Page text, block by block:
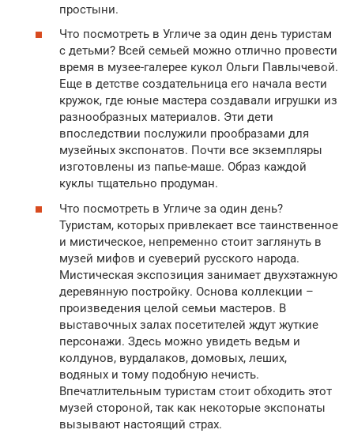
простыни.
Что посмотреть в Угличе за один день туристам
с детьми? Всей семьей можно отлично провести
время в музее-галерее кукол Ольги Павлычевой.
Еще в детстве создательница его начала вести
кружок, где юные мастера создавали игрушки из
разнообразных материалов. Эти дети
впоследствии послужили прообразами для
музейных экспонатов. Почти все экземпляры
изготовлены из папье-маше. Образ каждой
куклы тщательно продуман.
Что посмотреть в Угличе за один день?
Туристам, которых привлекает все таинственное
и мистическое, непременно стоит заглянуть в
музей мифов и суеверий русского народа.
Мистическая экспозиция занимает двухэтажную
деревянную постройку. Основа коллекции –
произведения целой семьи мастеров. В
выставочных залах посетителей ждут жуткие
персонажи. Здесь можно увидеть ведьм и
колдунов, вурдалаков, домовых, леших,
водяных и тому подобную нечисть.
Впечатлительным туристам стоит обходить этот
музей стороной, так как некоторые экспонаты
вызывают настоящий страх.